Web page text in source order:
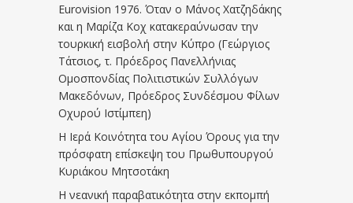
Eurovision 1976. Όταν ο Μάνος Χατζηδάκης
και η Μαρίζα Κοχ κατακεραύνωσαν την
τουρκική εισβολή στην Κύπρο (Γεώργιος
Τάτσιος, τ. Πρόεδρος Πανελλήνιας
Ομοσπονδίας Πολιτιστικών Συλλόγων
Μακεδόνων, Πρόεδρος Συνδέσμου Φίλων
Οχυρού Ιστίμπεη)
Η Ιερά Κοινότητα του Αγίου Όρους για την
πρόσφατη επίσκεψη του Πρωθυπουργού
Κυριάκου Μητσοτάκη
Η νεανική παραβατικότητα στην εκπομπή